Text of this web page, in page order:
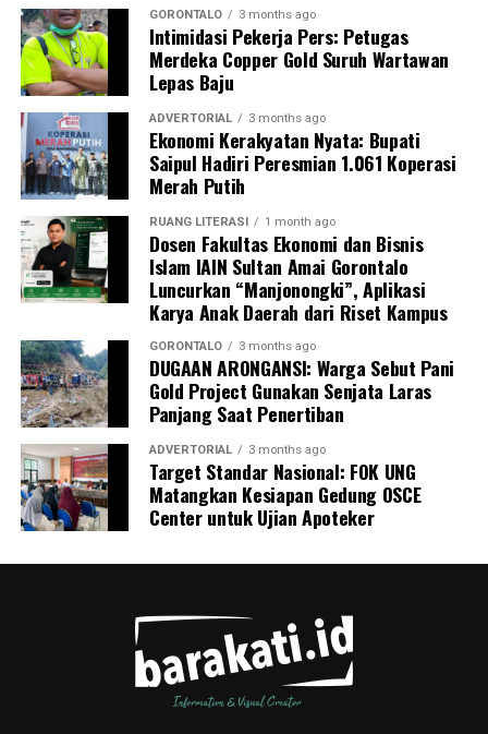
“Kehadiran mahasiswa mempercepat jangkauan skema
active case findingTBC yang dicanangkan pemerintah.
Sinergi multisektor antara perguruan tinggi, dinas
kesehatan, puskesmas, dan pemerintah desa seperti
inilah yang menjadi kunci sukses pembentukan
masyarakat sadar sehat,” jelas Dr. Vivien.
Masyarakat Desa Luwoo menyambut antusias agenda
terpadu ini. Ratusan warga memanfaatkan layanan
pemeriksaan kesehatan gratis sekaligus berkonsultasi
mengenai pola hidup bersih dan sehat (PHBS)
pencegahan tuberkulosis.
GORONTALO 3 months ago
Intimidasi Pekerja Pers: Petugas
Merdeka Copper Gold Suruh Wartawan
Lepas Baju
ADVERTORIAL 3 months ago
Ekonomi Kerakyatan Nyata: Bupati
Saipul Hadiri Peresmian 1.061 Koperasi
Merah Putih
RUANG LITERASI 1 month ago
Dosen Fakultas Ekonomi dan Bisnis
Islam IAIN Sultan Amai Gorontalo
Luncurkan “Manjonongki”, Aplikasi
Karya Anak Daerah dari Riset Kampus
GORONTALO 3 months ago
DUGAAN ARONGANSI: Warga Sebut Pani
Gold Project Gunakan Senjata Laras
Panjang Saat Penertiban
ADVERTORIAL 3 months ago
Target Standar Nasional: FOK UNG
Matangkan Kesiapan Gedung OSCE
Center untuk Ujian Apoteker